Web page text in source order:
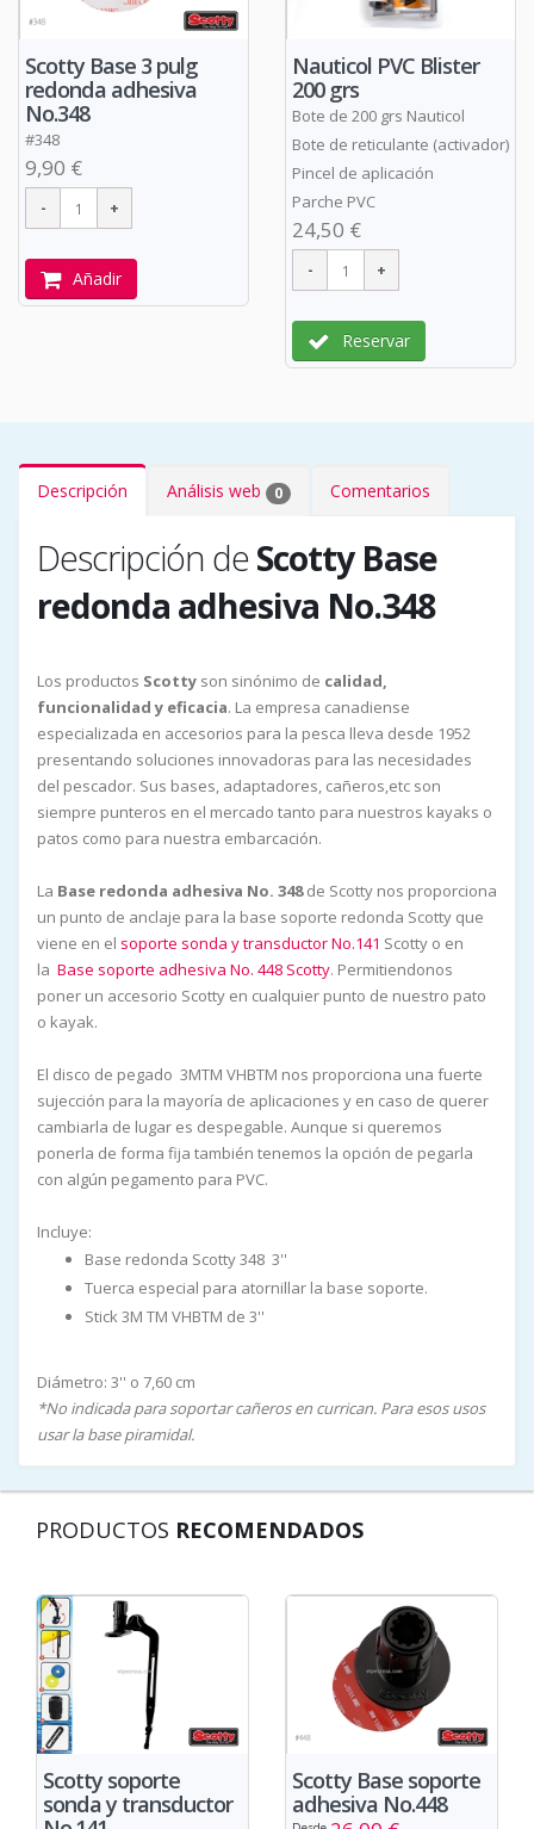
Scotty Base 3 pulg
redonda adhesiva
No.348
#348
9,90 €
Añadir
Nauticol PVC Blister
200 grs
Bote de 200 grs Nauticol
Bote de reticulante (activador)
Pincel de aplicación
Parche PVC
24,50 €
Reservar
Descripción Análisis web 0 Comentarios
Descripción deScotty Base
redonda adhesiva No.348
Los productos Scotty son sinónimo de calidad,
funcionalidad y eficacia. La empresa canadiense
especializada en accesorios para la pesca lleva desde 1952
presentando soluciones innovadoras para las necesidades
del pescador. Sus bases, adaptadores, cañeros,etc son
siempre punteros en el mercado tanto para nuestros kayaks o
patos como para nuestra embarcación.
La Base redonda adhesiva No. 348de Scotty nos proporciona
un punto de anclaje para la base soporte redonda Scotty que
viene en el soporte sonda y transductor No.141 Scotty o en
la Base soporte adhesiva No. 448 Scotty. Permitiendonos
poner un accesorio Scotty en cualquier punto de nuestro pato
o kayak.
El disco de pegado 3MTM VHBTM nos proporciona una fuerte
sujección para la mayoría de aplicaciones y en caso de querer
cambiarla de lugar es despegable. Aunque si queremos
ponerla de forma fija también tenemos la opción de pegarla
con algún pegamento para PVC.
Incluye:
Base redonda Scotty 348 3''
Tuerca especial para atornillar la base soporte.
Stick 3M TM VHBTM de 3''
Diámetro: 3'' o 7,60 cm
*No indicada para soportar cañeros en currican. Para esos usos
usar la base piramidal.
PRODUCTOS RECOMENDADOS
Scotty soporte
sonda y transductor
Scotty Base soporte
adhesiva No.448